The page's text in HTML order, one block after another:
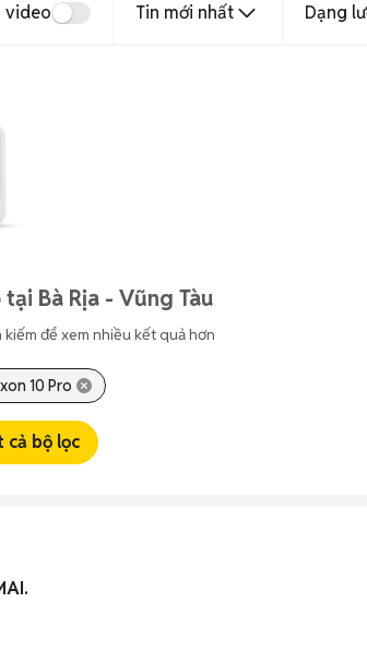
video Tin mới nhất Dạng
Bà Rịa - Vũng Tàu
để xem nhiều kết quả hơn
10 Pro
cả bộ lọc